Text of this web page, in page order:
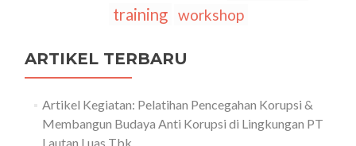
training workshop
ARTIKEL TERBARU
Artikel Kegiatan: Pelatihan Pencegahan Korupsi &
Membangun Budaya Anti Korupsi di Lingkungan PT
Lautan Luas Tbk